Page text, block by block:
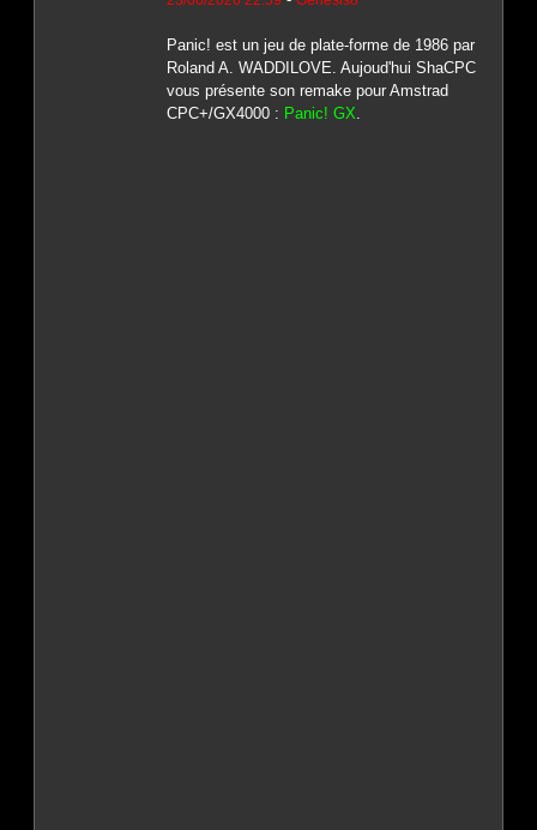
Panic! est un jeu de plate-forme de 1986 par
Roland A. WADDILOVE. Aujoud'hui ShaCPC
vous présente son remake pour Amstrad
CPC+/GX4000 : Panic! GX